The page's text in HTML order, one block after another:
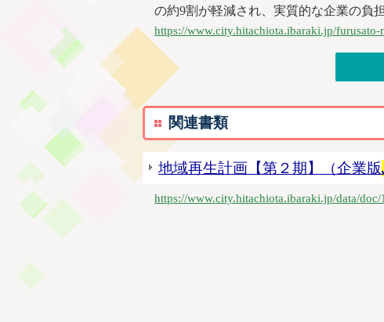
の約9割が軽減され、実質的な企業の
https://www.city.hitachiota.ibaraki.jp/furusato-
関連書類
地域再生計画【第２期】（企業版
https://www.city.hitachiota.ibaraki.jp/data/